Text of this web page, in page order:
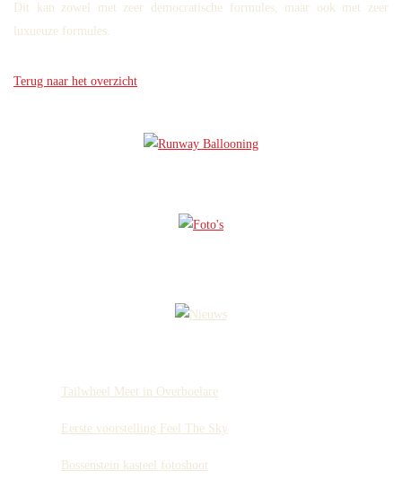
Dit kan zowel met zeer democratische formules, maar ook met zeer
luxueuze formules.
Terug naar het overzicht
Tailwheel Meet in Overboelare
Eerste voorstelling Feel The Sky
Bossenstein kasteel fotoshoot